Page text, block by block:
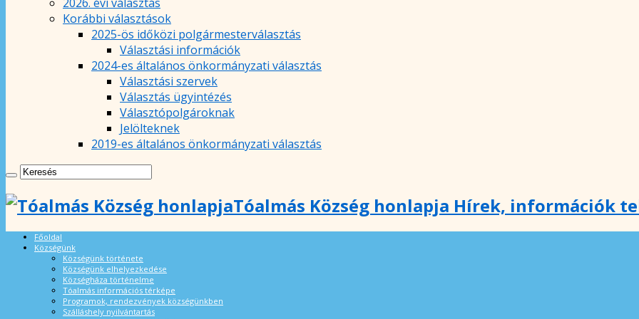
Korábbi választások
2025-ös időközi polgármesterválasztás
Választási információk
2024-es általános önkormányzati választás
Választási szervek
Választás ügyintézés
Választópolgároknak
Jelölteknek
2019-es általános önkormányzati választás
Tóalmás Község honlapja Hírek, információk
Főoldal
Községünk
Községünk története
Községünk elhelyezkedése
Községháza történelme
Tóalmás információs térképe
Programok, rendezvények községünkben
Szálláshely nyilvántartás